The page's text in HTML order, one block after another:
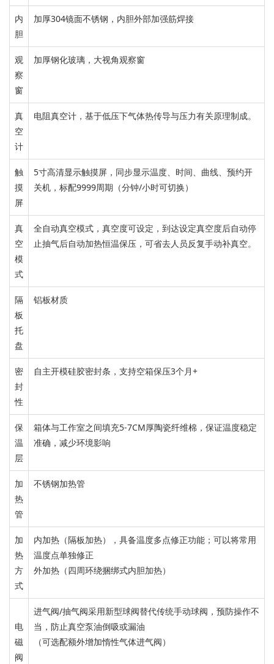
内
胆
加厚304镜面不锈钢， 内胆外部加强筋焊接
观
察
窗
加厚钢化玻璃， 大视角观察窗
真
空
计
电阻真空计，基于低压下气体热传导与压力有关原理制成。
触
摸
屏
5寸高清显示触摸屏 ， 同步显示温度、时间、曲线、预约开
关机，标配9999周期（分钟/小时可切换）
真
空
模
式
全自动真空模式 ， 真空度可设定，到达设定真空度后自动停
止抽气后自动加热恒温保压 ，可省去人员反复手动补真空。
隔
板
托
盘
铝板材质
密
封
性
自主开模硅胶密封条， 支持空箱保压3个月+
保
温
层
箱体与工作室之间填充5-7CM厚陶瓷纤维棉，保证温度稳定
准确，减少环境影响
加
热
管
不锈钢加热管
加
热
方
式
内加热（隔板加热），具备温度多点修正功能； 可以将常用
温度点单独修正
外加热（四周环绕捆绑式内胆加热）
电
磁
阀
进气阀/抽气阀采用新型球阀替代传统手动球阀， 预防操作不
当，防止真空泵油倒吸或漏油
（可选配额外增加惰性气体进气阀）